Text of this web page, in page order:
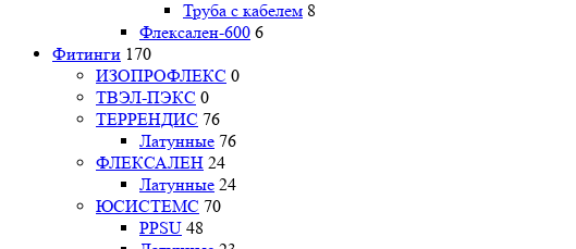
Труба с кабелем 8
Флексален-600 6
Фитинги 170
ИЗОПРОФЛЕКС 0
ТВЭЛ-ПЭКС 0
ТЕРРЕНДИС 76
Латунные 76
ФЛЕКСАЛЕН 24
Латунные 24
ЮСИСТЕМС 70
PPSU 48